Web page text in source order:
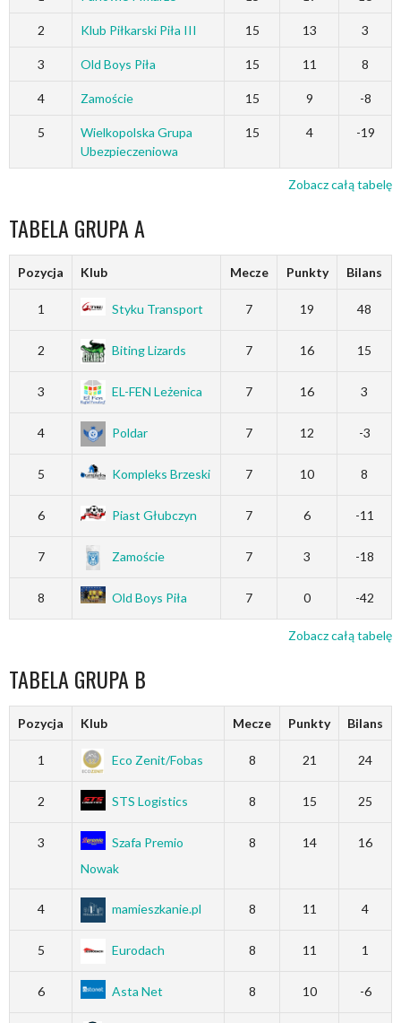
2 Klub Piłkarski Piła III 15 13 3
3 Old Boys Piła 15 11 8
4 Zamoście 15 9 -8
5
Wielkopolska Grupa
Ubezpieczeniowa
15 4 -19
Zobacz całą tabelę
TABELA GRUPA A
Pozycja Klub Mecze Punkty Bilans
1 Styku Transport 7 19 48
2 Biting Lizards 7 16 15
3 EL-FEN Leżenica 7 16 3
4 Poldar 7 12 -3
5 Kompleks Brzeski 7 10 8
6 Piast Głubczyn 7 6 -11
7 Zamoście 7 3 -18
8 Old Boys Piła 7 0 -42
Zobacz całą tabelę
TABELA GRUPA B
Pozycja Klub Mecze Punkty Bilans
1 Eco Zenit/Fobas 8 21 24
2 STS Logistics 8 15 25
3
Szafa Premio
Nowak
8 14 16
4 mamieszkanie.pl 8 11 4
5 Eurodach 8 11 1
6 Asta Net 8 10 -6